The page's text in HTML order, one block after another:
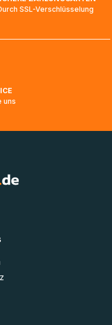
weiter
falls Ihr Paket
mehrere Tage
SSL-Verschlüsselung
uns